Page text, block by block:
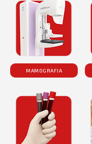
MAMOGRAFIA